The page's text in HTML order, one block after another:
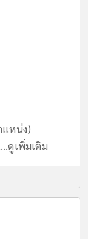
แหน่ง)
ดูเพิ่มเติม